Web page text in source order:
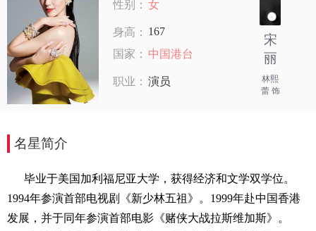
性别： 女
身高： 167
国家： 中国港台
职业： 演员
宋
丽
林熙
蕾 饰
名星简介
毕业于美国加利福尼亚大学，获得经济和文学双学位。
1994年参演首部电视剧《新少林五祖》。1999年赴中国香港
发展，并于同年参演首部电影《赌侠大战拉斯维加斯》。